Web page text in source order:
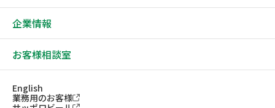
企業情報
お客様相談室
English
業務用のお客様